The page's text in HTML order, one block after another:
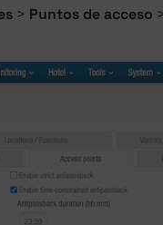
> Puntos de acceso